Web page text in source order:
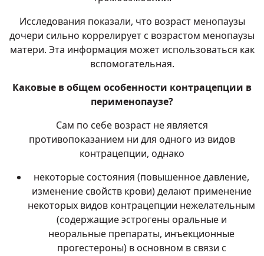
Исследования показали, что возраст менопаузы
дочери сильно коррелирует с возрастом менопаузы
матери. Эта информация может использоваться как
вспомогательная.
Каковые в общем особенности контрацепции в
перименопаузе?
Сам по себе возраст не является
противопоказанием ни для одного из видов
контрацепции, однако
некоторые состояния (повышенное давление,
изменение свойств крови) делают применение
некоторых видов контрацепции нежелательным
(содержащие эстрогены оральные и
неоральные препараты, инъекционные
прогестероны) в основном в связи с